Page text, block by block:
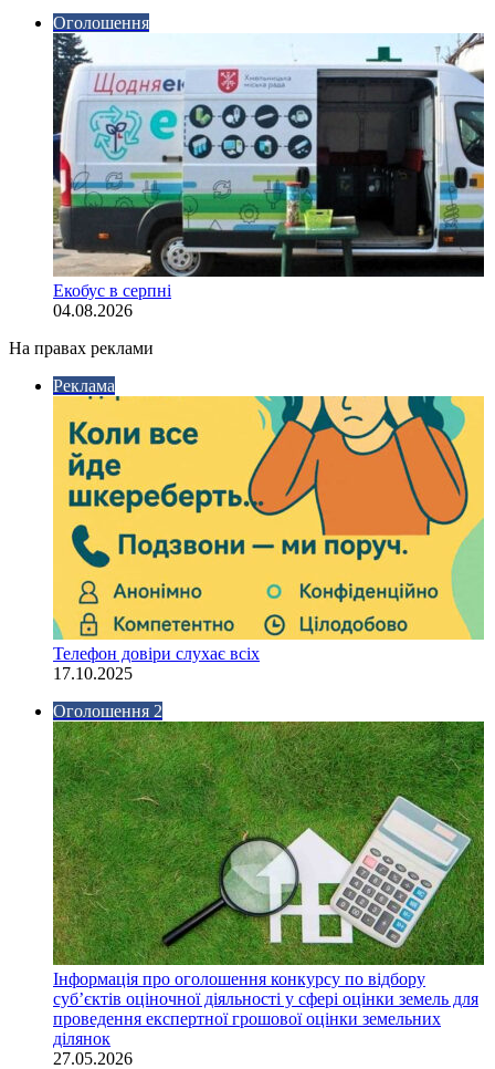
Оголошення
Екобус в серпні
04.08.2026
На правах реклами
Реклама
Телефон довіри слухає всіх
17.10.2025
Оголошення 2
Інформація про оголошення конкурсу по відбору
суб’єктів оціночної діяльності у сфері оцінки земель для
проведення експертної грошової оцінки земельних
ділянок
27.05.2026